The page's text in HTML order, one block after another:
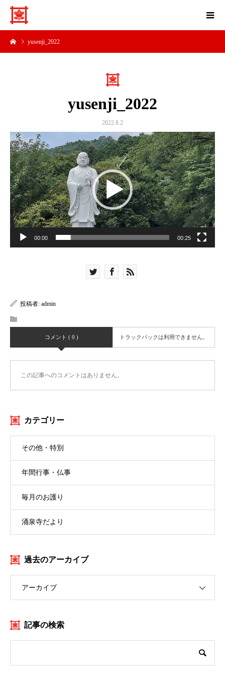
yusenji_2022
yusenji_2022
2022.8.2
動
画
プ
レ
ー
ヤ
00:00 00:25
投稿者: admin
コメント ( 0 ) トラックバックは利用できません。
この記事へのコメントはありません。
カテゴリー
その他・特別
年間行事・仏事
毎月のお護り
涌泉寺だより
過去のアーカイブ
アーカイブ
記事の検索